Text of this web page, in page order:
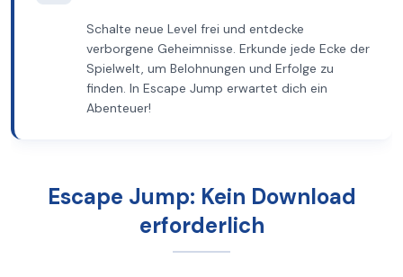
Schalte neue Level frei und entdecke
verborgene Geheimnisse. Erkunde jede Ecke der
Spielwelt, um Belohnungen und Erfolge zu
finden. In Escape Jump erwartet dich ein
Abenteuer!
Escape Jump: Kein Download
erforderlich